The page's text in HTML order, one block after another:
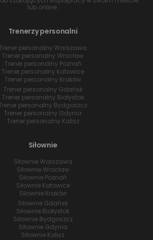
lub online.
Trenerzy personalni
Trener personalny Warszawa
Trener personalny Wrocław
Trener personalny Poznań
Trener personalny Katowice
Trener personalny Kraków
Trener personalny Gdańsk
Trener personalny Białystok
personalny Bydgoszcz
Trener personalny Gdynia
Trener personalny Kalisz
Siłownie
Siłownie Warszawa
Siłownie Wrocław
Siłownie Poznań
Siłownie Katowice
Siłownie Kraków
Siłownie Gdańsk
Siłownie Białystok
Siłownie Bydgoszcz
Siłownie Gdynia
Siłownie Kalisz